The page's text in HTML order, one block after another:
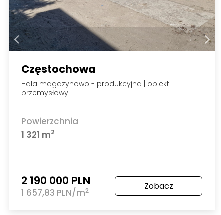
Częstochowa
Hala magazynowo - produkcyjna | obiekt
przemysłowy
Powierzchnia
1 321 m2
2 190 000 PLN
1 657,83 PLN/m2 Zobacz